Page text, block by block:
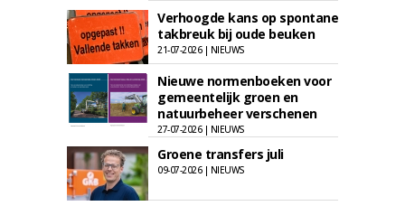
Verhoogde kans op spontane
takbreuk bij oude beuken
21-07-2026 | NIEUWS
Nieuwe normenboeken voor
gemeentelijk groen en
natuurbeheer verschenen
27-07-2026 | NIEUWS
Groene transfers juli
09-07-2026 | NIEUWS